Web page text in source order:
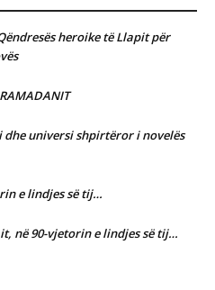
heroike të Llapit për
dhe universi shpirtëror i novelës
e lindjes së tij…
në 90-vjetorin e lindjes së tij…